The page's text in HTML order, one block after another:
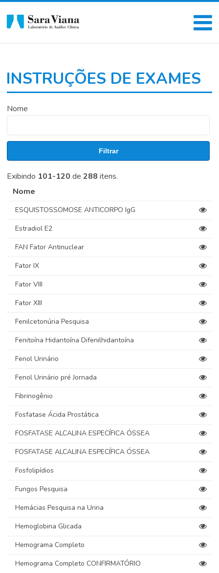
INSTRUÇÕES DE EXAMES
Nome
Filtrar
Exibindo 101-120 de288 itens.
Nome
ESQUISTOSSOMOSE ANTICORPO IgG
Estradiol E2
FAN Fator Antinuclear
Fator IX
Fator VIII
Fator XIII
Fenilcetonúria Pesquisa
Fenitoína Hidantoína Difenilhidantoína
Fenol Urinário
Fenol Urinário pré Jornada
Fibrinogênio
Fosfatase Ácida Prostática
FOSFATASE ALCALINA ESPECÍFICA ÓSSEA
FOSFATASE ALCALINA ESPECÍFICA ÓSSEA
Fosfolipídios
Fungos Pesquisa
Hemácias Pesquisa na Urina
Hemoglobina Glicada
Hemograma Completo
Hemograma Completo CONFIRMATÓRIO